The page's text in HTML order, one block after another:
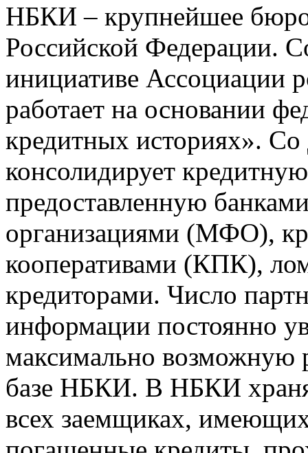
НБКИ – крупнейшее
Российской Федерации.
инициативе Ассоциации
работает на основании
кредитных историях».
консолидирует
предоставленную
организациями (МФО),
кооперативами (КПК),
кредиторами. Число
информации постоянно
максимально возможную
базе НБКИ. В НБКИ
всех заемщиках,